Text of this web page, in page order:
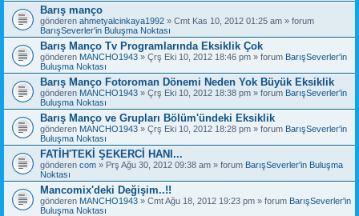
Barış manço
gönderen ahmetyalcinkaya1992 » Cmt Kas 10, 2012 01:25 am » forum
BarışSeverler'in Buluşma Noktası
Barış Manço Tv Programlarında Eksiklik Çok
gönderen MANCHO1943 » Çrş Eki 10, 2012 18:46 pm » forum BarışSeverler'in
Buluşma Noktası
Barış Manço Fotoroman Dönemi Neden Yok Büyük Eksiklik
gönderen MANCHO1943 » Çrş Eki 10, 2012 18:38 pm » forum BarışSeverler'in
Buluşma Noktası
Barış Manço ve Grupları Bölüm'ündeki Eksiklik
gönderen MANCHO1943 » Çrş Eki 10, 2012 18:28 pm » forum BarışSeverler'in
Buluşma Noktası
FATİH'TEKİ ŞEKERCİ HANI...
gönderen com » Prş Ağu 30, 2012 09:38 am » forum BarışSeverler'in Buluşma
Noktası
Mancomix'deki Değişim..!!
gönderen MANCHO1943 » Cmt Ağu 18, 2012 19:23 pm » forum BarışSeverler'in
Buluşma Noktası